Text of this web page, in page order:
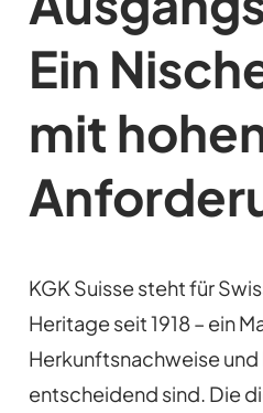
Ein
mit
KGK Suisse steht für
Heritage seit 1918 – ein
Herkunftsnachweise und
entscheidend sind. Die